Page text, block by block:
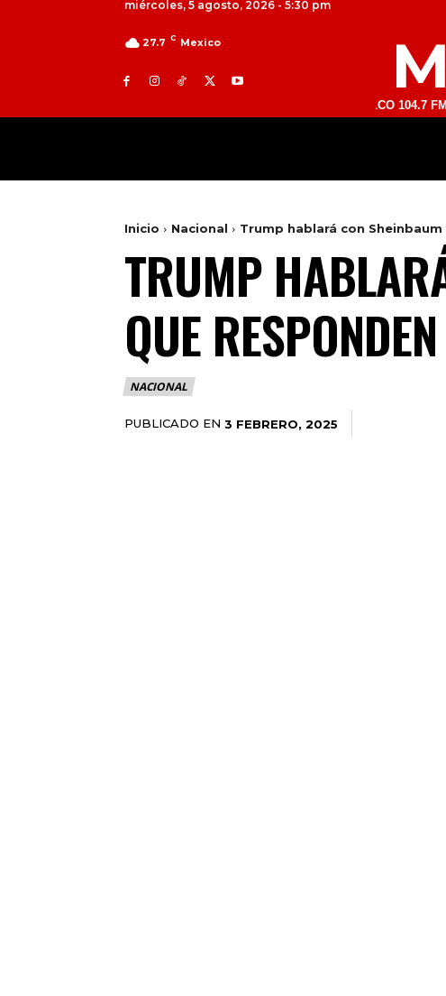
miércoles, 5 agosto, 2026 - 5:30 pm
27.7 C Mexico
TOLUCA 98.9 FM | ATLACOMULCO 104.7 FM |
Inicio Nacional Trump hablará con
TRUMP
QUE
NACIONAL
PUBLICADO EN 3 FEBRERO, 2025